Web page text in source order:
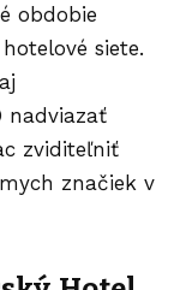
obdobie
siete.
nadviazať
zviditeľniť
značiek v